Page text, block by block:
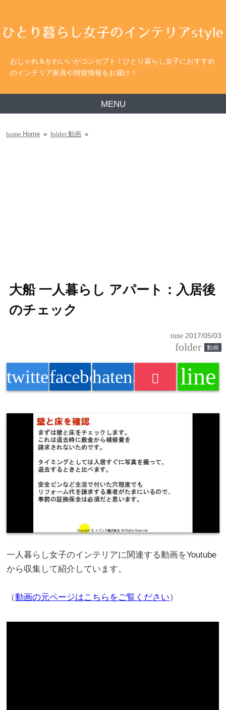
おしゃれ＆かわいいがコンセプト！ひとり暮らし女子におすすめ
のインテリア家具や雑貨情報をお届け！
MENU
home Home » folder動画 »
大船 一人暮らし アパート：入居後
のチェック
time 2017/05/03
folder 動画
twitterfacebookhatenabookmark
line
一人暮らし女子のインテリアに関連する動画をYoutube
から収集して紹介しています。
（動画の元ページはこちらをご覧ください）